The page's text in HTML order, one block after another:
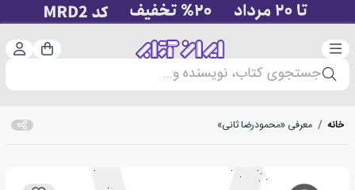
دسته‌بندی سبد
جستجوی کتاب، نویسنده و...
خانه / معرفی «محمودرضا ثانی»